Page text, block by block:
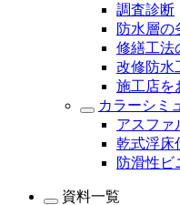
調査診断
防水層の
修繕工法
改修防水
施工店を
カラーシミ
アスファ
乾式浮床
防滑性ビ
資料一覧